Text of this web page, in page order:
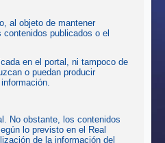
al objeto de mantener
publicados o el
en el portal, ni tampoco de
o puedan producir
No obstante, los contenidos
lo previsto en el Real
de la información del